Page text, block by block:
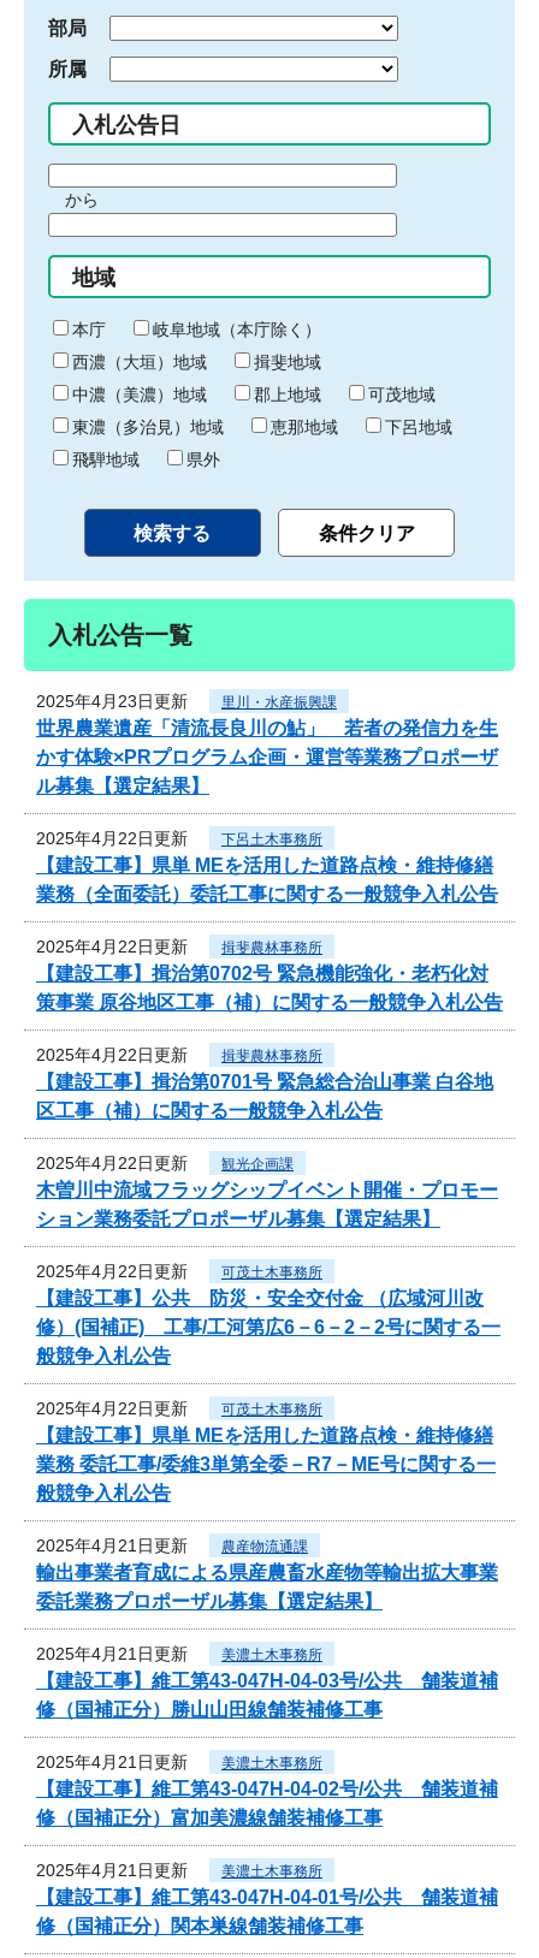
部局
所属
入札公告日
間
始
り
から
間
終
わ
り
地域
本庁
岐阜地域（本庁除く）
西濃（大垣）地域
揖斐地域
中濃（美濃）地域
郡上地域
可茂地域
東濃（多治見）地域
恵那地域
下呂地域
飛騨地域
県外
入札公告一覧
2025年4月23日更新 里川・水産振興課
世界農業遺産「清流長良川の鮎」 若者の発信力を生
かす体験×PRプログラム企画・運営等業務プロポーザ
ル募集【選定結果】
2025年4月22日更新 下呂土木事務所
【建設工事】県単 MEを活用した道路点検・維持修繕
業務（全面委託）委託工事に関する一般競争入札公告
2025年4月22日更新 揖斐農林事務所
【建設工事】揖治第0702号 緊急機能強化・老朽化対
策事業 原谷地区工事（補）に関する一般競争入札公告
2025年4月22日更新 揖斐農林事務所
【建設工事】揖治第0701号 緊急総合治山事業 白谷地
区工事（補）に関する一般競争入札公告
2025年4月22日更新 観光企画課
木曽川中流域フラッグシップイベント開催・プロモー
ション業務委託プロポーザル募集【選定結果】
2025年4月22日更新 可茂土木事務所
【建設工事】公共 防災・安全交付金 （広域河川改
修）(国補正) 工事/工河第広6－6－2－2号に関する一
般競争入札公告
2025年4月22日更新 可茂土木事務所
【建設工事】県単 MEを活用した道路点検・維持修繕
業務 委託工事/委維3単第全委－R7－ME号に関する一
般競争入札公告
2025年4月21日更新 農産物流通課
輸出事業者育成による県産農畜水産物等輸出拡大事業
委託業務プロポーザル募集【選定結果】
2025年4月21日更新 美濃土木事務所
【建設工事】維工第43-047H-04-03号/公共 舗装道補
修（国補正分）勝山山田線舗装補修工事
2025年4月21日更新 美濃土木事務所
【建設工事】維工第43-047H-04-02号/公共 舗装道補
修（国補正分）富加美濃線舗装補修工事
2025年4月21日更新 美濃土木事務所
【建設工事】維工第43-047H-04-01号/公共 舗装道補
修（国補正分）関本巣線舗装補修工事